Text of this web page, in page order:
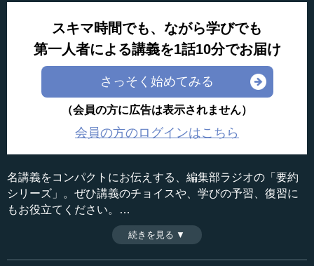
スキマ時間でも、ながら学びでも
第一人者による講義を1話10分でお届け
さっそく始めてみる
（会員の方に広告は表示されません）
会員の方のログインはこちら
名講義をコンパクトにお伝えする、編集部ラジオの「要約
シリーズ」。ぜひ講義のチョイスや、学びの予習、復習に
もお役立てください。
今回は、島田晴雄先生の《台湾有事を考える》を、スライ
ド資料つき解説でご紹介します。
収録日：2023年2月6日
続きを見る ▼